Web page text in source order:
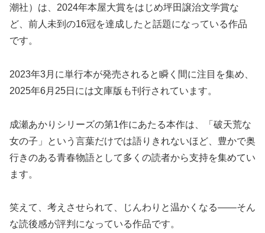
潮社）は、2024年本屋大賞をはじめ坪田譲治文学賞な
ど、前人未到の16冠を達成したと話題になっている作品
です。
2023年3月に単行本が発売されると瞬く間に注目を集め、
2025年6月25日には文庫版も刊行されています。
成瀬あかりシリーズの第1作にあたる本作は、「破天荒な
女の子」という言葉だけでは語りきれないほど、豊かで奥
行きのある青春物語として多くの読者から支持を集めてい
ます。
笑えて、考えさせられて、じんわりと温かくなる——そん
な読後感が評判になっている作品です。